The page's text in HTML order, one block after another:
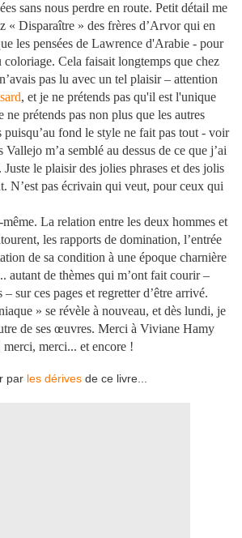
sans nous perdre en route. Petit détail me
« Disparaître » des frères d’Arvor qui en
les pensées de Lawrence d'Arabie - pour
coloriage. Cela faisait longtemps que chez
pas lu avec un tel plaisir – attention
, et je ne prétends pas qu'il est l'unique
ne prétends pas non plus que les autres
puisqu’au fond le style ne fait pas tout - voir
m’a semblé au dessus de ce que j’ai
Juste le plaisir des jolies phrases et des jolis
N’est pas écrivain qui veut, pour ceux qui
La relation entre les deux hommes et
les rapports de domination, l’entrée
de sa condition à une époque charnière
autant de thèmes qui m’ont fait courir –
sur ces pages et regretter d’être arrivé.
» se révèle à nouveau, et dès lundi, je
de ses œuvres. Merci à Viviane Hamy
merci... et encore !
par les dérives de ce livre...